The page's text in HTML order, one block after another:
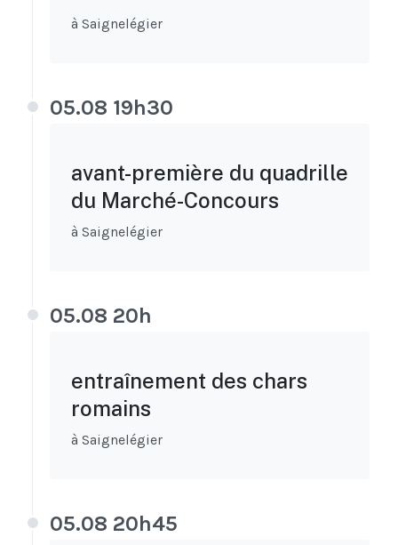
à Saignelégier
05.08 19h30
avant-première du quadrille
du Marché-Concours
à Saignelégier
05.08 20h
entraînement des chars
romains
à Saignelégier
05.08 20h45